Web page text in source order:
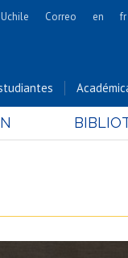
Cs. Forestales y
Cs.
Correo en fr